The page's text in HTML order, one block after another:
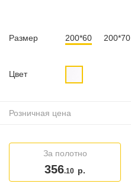
Размер 200*60 200*70
Цвет
Розничная цена
За полотно
356.10 р.